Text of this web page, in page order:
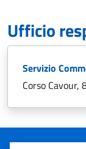
Ufficio
Servizio
Corso Cavour,